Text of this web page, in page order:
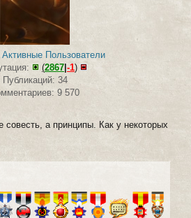
Активные Пользователи
(2867|-1)
Публикаций: 34
9 570
совесть, а принципы. Как у некоторых